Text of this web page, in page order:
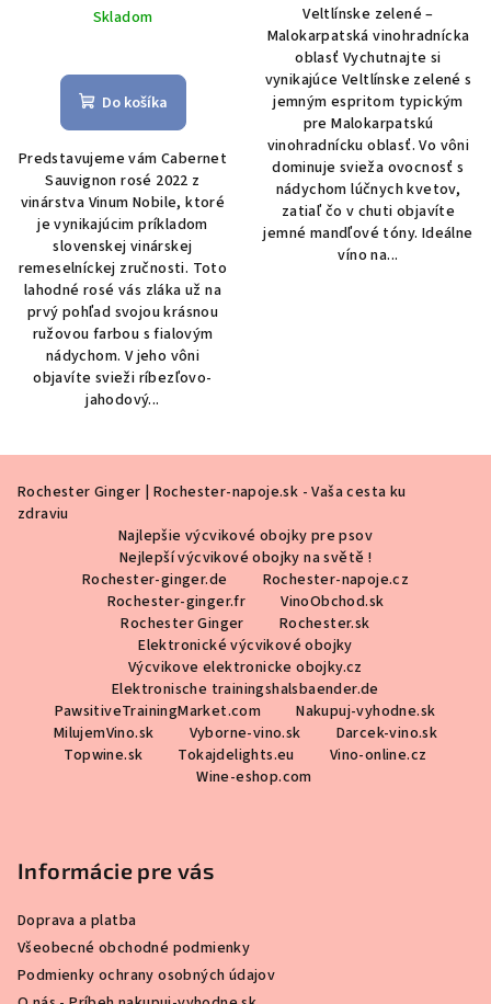
Skladom
hodnotenie
produktu
z
5
hviezdičiek.
Do košíka
Predstavujeme vám Cabernet
Sauvignon rosé 2022 z
vinárstva Vinum Nobile, ktoré
je vynikajúcim príkladom
slovenskej vinárskej
remeselníckej zručnosti. Toto
lahodné rosé vás zláka už na
prvý pohľad svojou krásnou
ružovou farbou s fialovým
nádychom. V jeho vôni
objavíte svieži ríbezľovo-
jahodový...
Veltlínske zelené –
Malokarpatská vinohradnícka
oblasť Vychutnajte si
vynikajúce Veltlínske zelené s
jemným espritom typickým
pre Malokarpatskú
vinohradnícku oblasť. Vo vôni
dominuje svieža ovocnosť s
nádychom lúčnych kvetov,
zatiaľ čo v chuti objavíte
jemné mandľové tóny. Ideálne
víno na...
Rochester Ginger | Rochester-napoje.sk - Vaša cesta ku
zdraviu
Najlepšie výcvikové obojky pre psov
Nejlepší výcvikové obojky na světě !
Rochester-ginger.de
Rochester-napoje.cz
Rochester-ginger.fr
VinoObchod.sk
Rochester Ginger
Rochester.sk
Elektronické výcvikové obojky
Výcvikove elektronicke obojky.cz
Elektronische trainingshalsbaender.de
PawsitiveTrainingMarket.com
Nakupuj-vyhodne.sk
MilujemVino.sk
Vyborne-vino.sk
Darcek-vino.sk
Topwine.sk
Tokajdelights.eu
Vino-online.cz
Wine-eshop.com
Informácie pre vás
Doprava a platba
Všeobecné obchodné podmienky
Podmienky ochrany osobných údajov